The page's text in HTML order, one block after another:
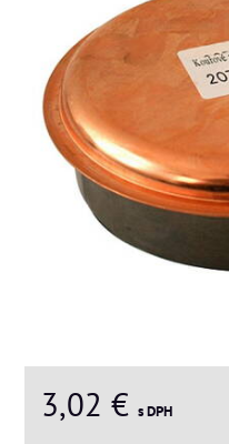
3,02 € s DPH